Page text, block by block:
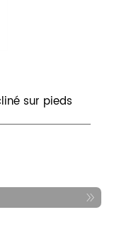
sur pieds